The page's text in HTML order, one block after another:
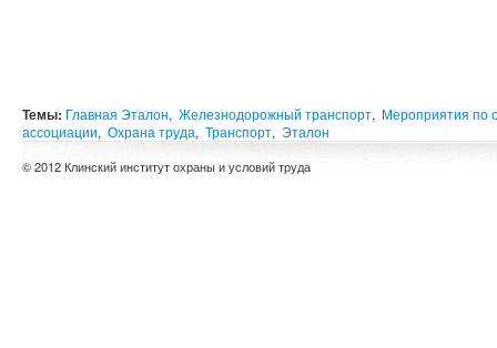
Темы: Главная Эталон, Железнодорожный транспорт, Мероприятия по
ассоциации, Охрана труда, Транспорт, Эталон
© 2012 Клинский институт охраны и условий труда